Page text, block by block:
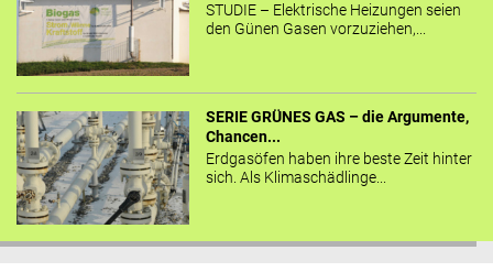
STUDIE – Elektrische Heizungen seien
den Günen Gasen vorzuziehen,...
SERIE GRÜNES GAS – die Argumente,
Chancen...
Erdgasöfen haben ihre beste Zeit hinter
sich. Als Klimaschädlinge...